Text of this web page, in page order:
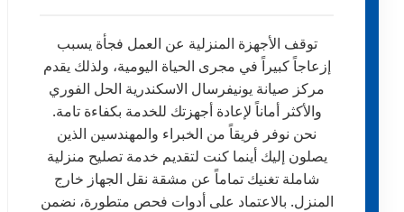
توقف الأجهزة المنزلية عن العمل فجأة يسبب
إزعاجاً كبيراً في مجرى الحياة اليومية، ولذلك يقدم
مركز صيانة يونيفرسال الاسكندرية الحل الفوري
والأكثر أماناً لإعادة أجهزتك للخدمة بكفاءة تامة.
نحن نوفر فريقاً من الخبراء والمهندسين الذين
يصلون إليك أينما كنت لتقديم خدمة تصليح منزلية
شاملة تغنيك تماماً عن مشقة نقل الجهاز خارج
المنزل. بالاعتماد على أدوات فحص متطورة، نضمن